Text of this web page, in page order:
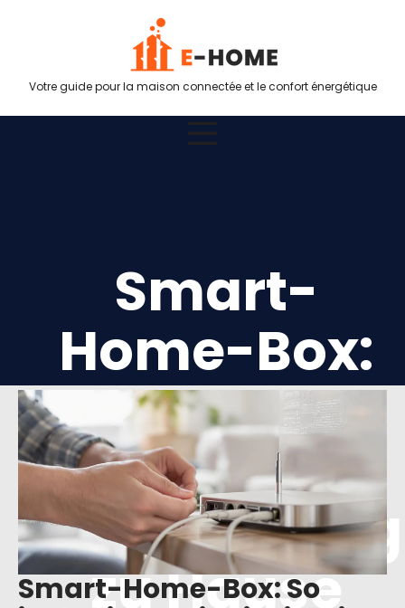
Votre guide pour la maison connectée et le confort énergétique
Smart-
Home-Box:
So
installieren
Sie sie richtig
zu Hause
Smart-Home-Box: So